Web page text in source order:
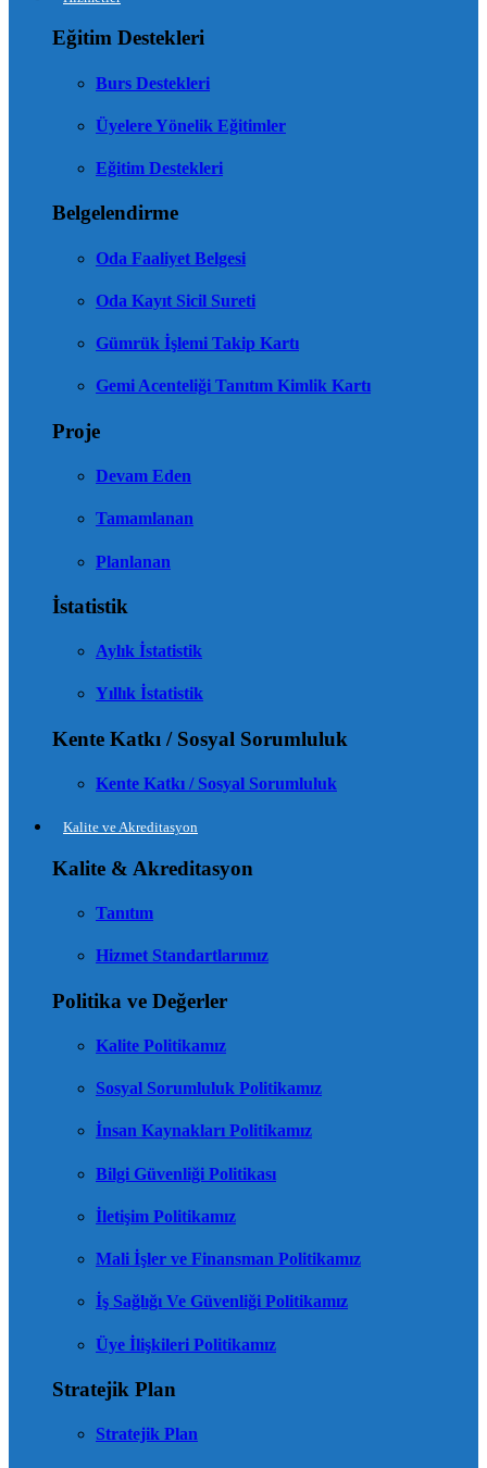
Eğitim Destekleri
Burs Destekleri
Üyelere Yönelik Eğitimler
Eğitim Destekleri
Belgelendirme
Oda Faaliyet Belgesi
Oda Kayıt Sicil Sureti
Gümrük İşlemi Takip Kartı
Gemi Acenteliği Tanıtım Kimlik Kartı
Proje
Devam Eden
Tamamlanan
Planlanan
İstatistik
Aylık İstatistik
Yıllık İstatistik
Kente Katkı / Sosyal Sorumluluk
Kente Katkı / Sosyal Sorumluluk
Kalite ve Akreditasyon
Kalite & Akreditasyon
Tanıtım
Hizmet Standartlarımız
Politika ve Değerler
Kalite Politikamız
Sosyal Sorumluluk Politikamız
İnsan Kaynakları Politikamız
Bilgi Güvenliği Politikası
İletişim Politikamız
Mali İşler ve Finansman Politikamız
İş Sağlığı Ve Güvenliği Politikamız
Üye İlişkileri Politikamız
Stratejik Plan
Stratejik Plan